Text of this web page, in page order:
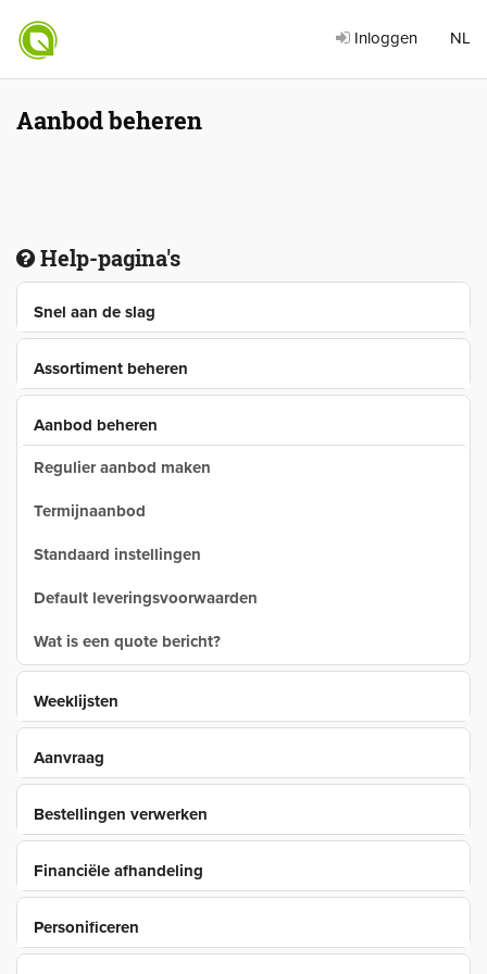
Inloggen NL
Aanbod beheren
Help-pagina's
Snel aan de slag
Assortiment beheren
Aanbod beheren
Regulier aanbod maken
Termijnaanbod
Standaard instellingen
Default leveringsvoorwaarden
Wat is een quote bericht?
Weeklijsten
Aanvraag
Bestellingen verwerken
Financiële afhandeling
Personificeren